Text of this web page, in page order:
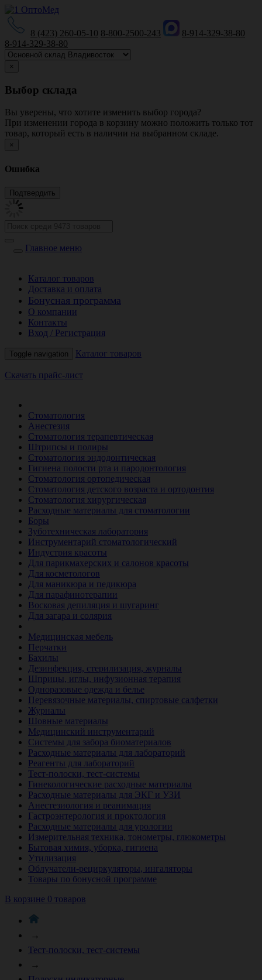
8 (423) 260-05-10 8-800-2500-243
8-914-329-38-80
8-914-329-38-80
×
Выбор склада
Вы уверены, что хотите изменить выбор города?
При изменении города в корзину можно положить только тот
товар, который есть в наличии на выбранном складе.
×
Ошибка
Главное меню
Каталог товаров
Доставка и оплата
Бонусная программа
О компании
Контакты
Вход / Регистрация
Toggle navigation Каталог товаров
Скачать прайс-лист
Стоматология
Анестезия
Стоматология терапевтическая
Штрипсы и полиры
Стоматология эндодонтическая
Гигиена полости рта и пародонтология
Стоматология ортопедическая
Стоматология детского возраста и ортодонтия
Стоматология хирургическая
Расходные материалы для стоматологии
Боры
Зуботехническая лаборатория
Инструментарий стоматологический
Индустрия красоты
Для парикмахерских и салонов красоты
Для косметологов
Для маникюра и педикюра
Для парафинотерапии
Восковая депиляция и шугаринг
Для загара и солярия
Медицинская мебель
Перчатки
Бахилы
Дезинфекция, стерилизация, журналы
Шприцы, иглы, инфузионная терапия
Одноразовые одежда и белье
Перевязочные материалы, спиртовые салфетки
Журналы
Шовные материалы
Медицинский инструментарий
Системы для забора биоматериалов
Расходные материалы для лабораторий
Реагенты для лабораторий
Тест-полоски, тест-системы
Гинекологические расходные материалы
Расходные материалы для ЭКГ и УЗИ
Анестезиология и реанимация
Гастроэнтерология и проктология
Расходные материалы для урологии
Измерительная техника, тонометры, глюкометры
Бытовая химия, уборка, гигиена
Утилизация
Облучатели-рециркуляторы, ингаляторы
Товары по бонусной программе
В корзине 0 товаров
→
Тест-полоски, тест-системы
→